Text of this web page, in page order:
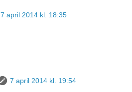
7 april 2014 kl. 18:35
7 april 2014 kl. 19:54